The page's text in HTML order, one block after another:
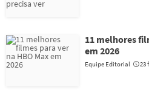
11 melhores
em 2026
Equipe Editorial 23